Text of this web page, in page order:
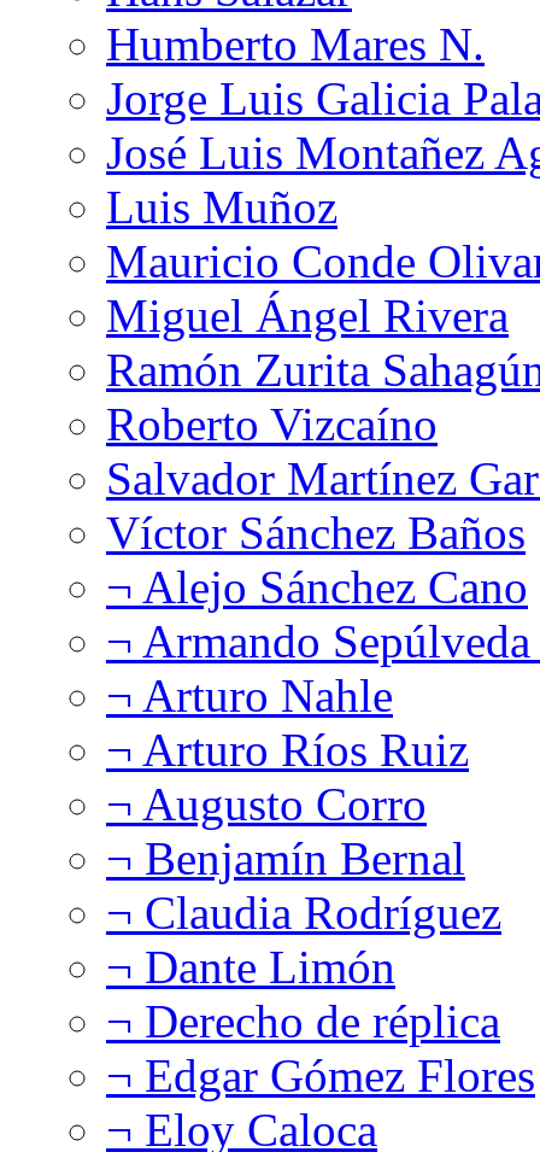
Humberto Mares N.
Jorge Luis Galicia
José Luis Montañez
Luis Muñoz
Mauricio Conde
Miguel Ángel Rivera
Ramón Zurita
Roberto Vizcaíno
Salvador Martínez
Víctor Sánchez Baños
¬ Alejo Sánchez Cano
¬ Armando
¬ Arturo Nahle
¬ Arturo Ríos Ruiz
¬ Augusto Corro
¬ Benjamín Bernal
¬ Claudia Rodríguez
¬ Dante Limón
¬ Derecho de réplica
¬ Edgar Gómez Flores
¬ Eloy Caloca